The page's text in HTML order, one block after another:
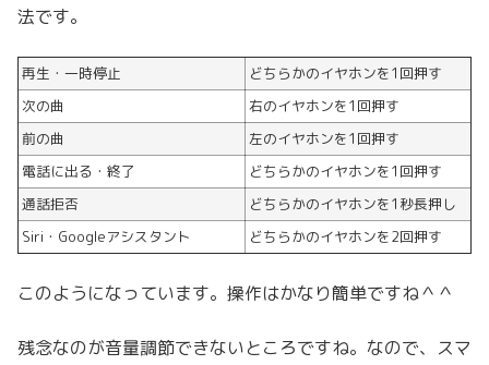
法です。
再生・一時停止
どちらかのイヤホンを1回押す
次の曲
右のイヤホンを1回押す
前の曲
左のイヤホンを1回押す
電話に出る・終了
どちらかのイヤホンを1回押す
通話拒否
どちらかのイヤホンを1秒長押し
Siri・Googleアシスタント
どちらかのイヤホンを2回押す
このようになっています。操作はかなり簡単ですね＾＾
残念なのが音量調節できないところですね。なので、スマ